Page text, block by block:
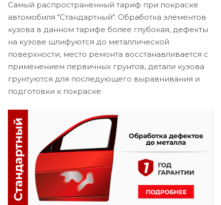
Самый распространенный тариф при покраске
автомобиля "Стандартный". Обработка элементов
кузова в данном тарифе более глубокая, дефекты
на кузове шлифуются до металлической
поверхности, место ремонта восстанавливается с
применением первичных грунтов, детали кузова
грунтуются для последующего выравнивания и
подготовки к покраске.